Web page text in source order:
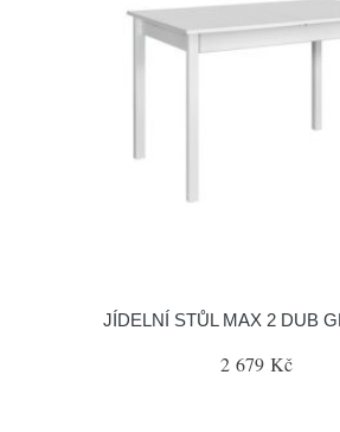
JÍDELNÍ STŮL MAX 2 DUB
2 679 Kč